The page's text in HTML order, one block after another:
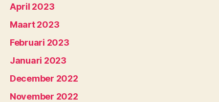
April 2023
Maart 2023
Februari 2023
Januari 2023
December 2022
November 2022